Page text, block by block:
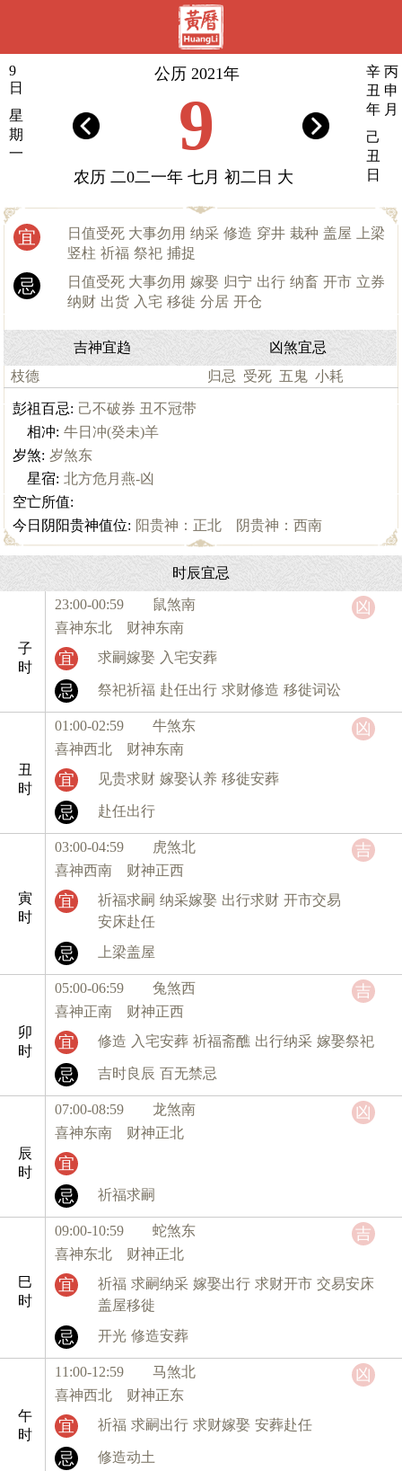
9
日
星
期
一
辛
丑
年
丙
申
月
己
丑
日
公历 2021年
9
农历 二0二一年 七月 初二日 大
宜 日值受死 大事勿用 纳采 修造 穿井 栽种 盖屋
上梁
竖柱 祈福 祭祀 捕捉
忌 日值受死 大事勿用 嫁娶 归宁 出行 纳畜 开市 立券
纳财 出货 入宅 移徙 分居 开仓
吉神宜趋
枝德
凶煞宜忌
归忌
受死 五鬼 小耗
彭祖百忌: 己不破券 丑不冠带
相冲: 牛日冲(癸未)羊
岁煞: 岁煞东
星宿: 北方危月燕-凶
空亡所值:
今日阴阳贵神值位: 阳贵神：正北 阴贵神：西南
时辰宜忌
子
时
23:00-00:59 鼠煞南
喜神东北 财神东南
宜 求嗣嫁娶 入宅安葬
忌 祭祀祈福 赴任出行 求财修造 移徙词讼
凶
丑
时
01:00-02:59 牛煞东
喜神西北 财神东南
宜 见贵求财 嫁娶认养 移徙安葬
忌 赴任出行
凶
寅
时
03:00-04:59 虎煞北
喜神西南 财神正西
宜 祈福求嗣 纳采嫁娶 出行求财 开市交易
安床赴任
忌 上梁盖屋
吉
卯
时
05:00-06:59 兔煞西
喜神正南 财神正西
宜 修造 入宅安葬 祈福斋醮 出行纳采 嫁娶祭祀
忌 吉时良辰 百无禁忌
吉
辰
时
07:00-08:59 龙煞南
喜神东南 财神正北
宜
忌
祈福求嗣
凶
巳
时
09:00-10:59 蛇煞东
喜神东北 财神正北
宜 祈福 求嗣纳采 嫁娶出行 求财开市 交易安床
盖屋移徙
忌 开光 修造安葬
吉
午
时
11:00-12:59 马煞北
喜神西北 财神正东
宜 祈福 求嗣出行 求财嫁娶 安葬赴任
忌 修造动土
凶